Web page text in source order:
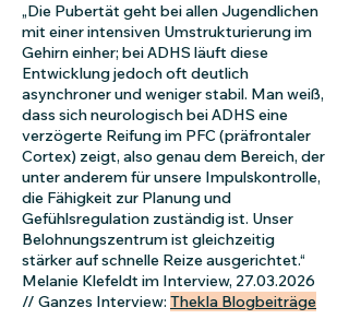
„Die Pubertät geht bei allen Jugendlichen
mit einer intensiven Umstrukturierung im
Gehirn einher; bei ADHS läuft diese
Entwicklung jedoch oft deutlich
asynchroner und weniger stabil. Man weiß,
dass sich neurologisch bei ADHS eine
verzögerte Reifung im PFC (präfrontaler
Cortex) zeigt, also genau dem Bereich, der
unter anderem für unsere Impulskontrolle,
die Fähigkeit zur Planung und
Gefühlsregulation zuständig ist. Unser
Belohnungszentrum ist gleichzeitig
stärker auf schnelle Reize ausgerichtet.“
Melanie Klefeldt im Interview, 27.03.2026
// Ganzes Interview: Thekla Blogbeiträge